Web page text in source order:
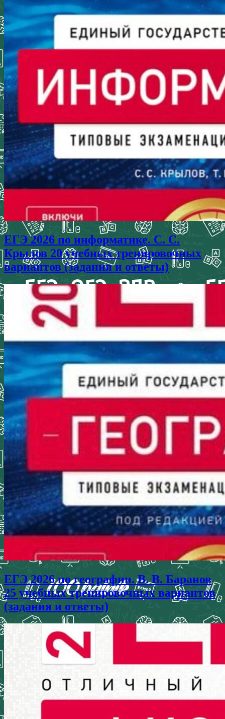
ЕГЭ 2026 по информатике. С. С.
Крылов 20 учебных тренировочных
вариантов (задания и ответы)
ЕГЭ 2026 по географии. В. В. Баранов
25 учебных тренировочных вариантов
(задания и ответы)